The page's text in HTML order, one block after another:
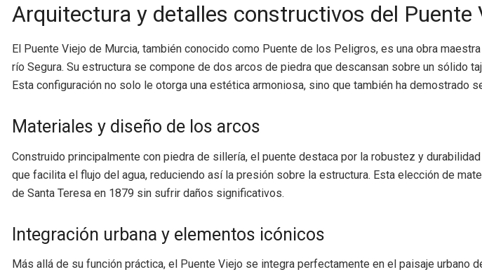
Arquitectura y detalles constructivos del Puente
El Puente Viejo de Murcia, también conocido como Puente de los Peligros, es una obra
río Segura. Su estructura se compone de dos arcos de piedra que descansan sobre un sólido
Esta configuración no solo le otorga una estética armoniosa, sino que también ha
Materiales y diseño de los arcos
Construido principalmente con piedra de sillería, el puente destaca por la robustez y
que facilita el flujo del agua, reduciendo así la presión sobre la estructura. Esta elección de
de Santa Teresa en 1879 sin sufrir daños significativos.
Integración urbana y elementos icónicos
Más allá de su función práctica, el Puente Viejo se integra perfectamente en el paisaje